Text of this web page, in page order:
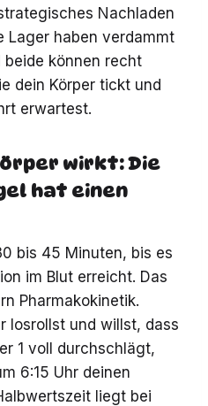
Nachladen
Lager haben verdammt
können recht
dein Körper tickt und
erwartest.
wirkt: Die
hat einen
bis 45 Minuten, bis es
im Blut erreicht. Das
Pharmakokinetik.
losrollst und willst, dass
1 voll durchschlägt,
6:15 Uhr deinen
liegt bei